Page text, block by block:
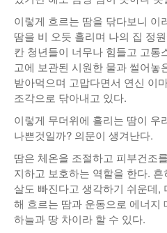
이렇게 흐르는 땀을 닦다보니 이
땀을 비 오듯 흘리며 나의 집 정
칸 청년들이 너무나 힘들고 고통
고에 보관된 시원한 물과 썰어놓
받아먹으며 고맙다면서 연신 이
조각으로 닦아내고 있다.
이렇게 무더위에 흘리는 땀이 우
나쁜것일까? 의문이 생겨난다.
땀은 체온을 조절하고 피부건조
지하고 보호하는 역할을 한다.
살도 빠진다고 생각하기 쉬운데,
해 흐르는 땀과 운동으로 에너지
하늘과 땅 차이라 할 수 있다.